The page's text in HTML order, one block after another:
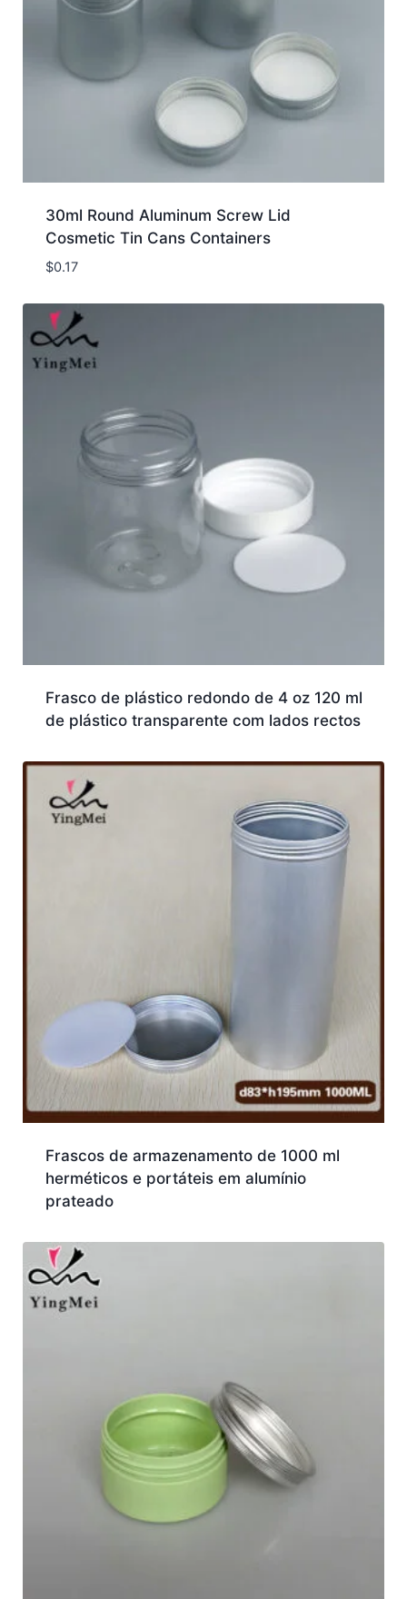
30ml Round Aluminum Screw Lid
Cosmetic Tin Cans Containers
$0.17
Frasco de plástico redondo de 4 oz 120 ml
de plástico transparente com lados rectos
Frascos de armazenamento de 1000 ml
herméticos e portáteis em alumínio
prateado